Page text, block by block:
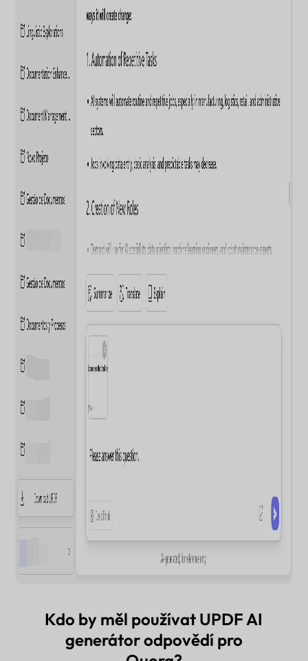
Kdo by měl používat UPDF AI
generátor odpovědí pro